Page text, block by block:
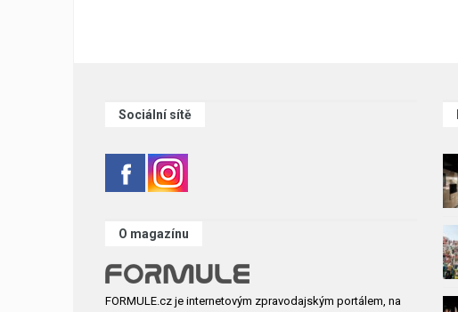
Sociální sítě
O magazínu
FORMULE.cz je internetovým zpravodajským portálem, na